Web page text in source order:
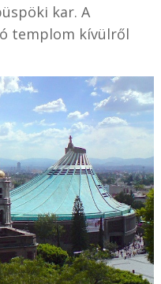
kar. A
templom kívülről